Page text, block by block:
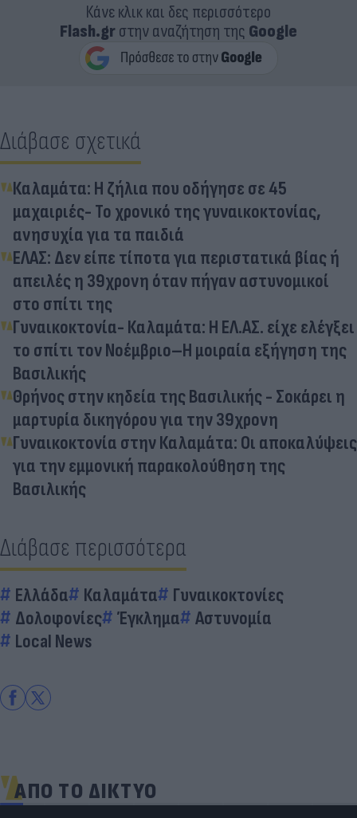
Κάνε κλικ και δες περισσότερο
Flash.grστην αναζήτηση της Google
Διάβασε σχετικά
Καλαμάτα: Η ζήλια που οδήγησε σε 45
μαχαιριές- Το χρονικό της γυναικοκτονίας,
ανησυχία για τα παιδιά
ΕΛΑΣ: Δεν είπε τίποτα για περιστατικά βίας ή
απειλές η 39χρονη όταν πήγαν αστυνομικοί
στο σπίτι της
Γυναικοκτονία- Καλαμάτα: Η ΕΛ.ΑΣ. είχε ελέγξει
το σπίτι τον Νοέμβριο–Η μοιραία εξήγηση της
Βασιλικής
Θρήνος στην κηδεία της Βασιλικής - Σοκάρει η
μαρτυρία δικηγόρου για την 39χρονη
Γυναικοκτονία στην Καλαμάτα: Οι αποκαλύψεις
για την εμμονική παρακολούθηση της
Βασιλικής
Διάβασε περισσότερα
Ελλάδα Καλαμάτα
Γυναικοκτονίες
Δολοφονίες
Έγκλημα
Αστυνομία
Local News
ΑΠΟ ΤΟ ΔΙΚΤΥΟ